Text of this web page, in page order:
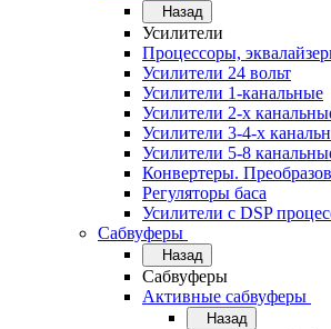
Назад
Усилители
Процессоры,
Усилители 24 вольт
Усилители 1-канальные
Усилители 2-х
Усилители 3-4-х
Усилители 5-8
Конвертеры.
Регуляторы баса
Усилители с DSP
Сабвуферы
Назад
Сабвуферы
Активные сабвуферы
Назад